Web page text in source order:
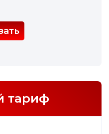
тариф